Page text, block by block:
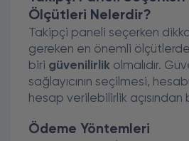
Ölçütleri Nelerdir?
Takipçi paneli seçerken
gereken en önemli
biri güvenilirlik olmalıdır.
sağlayıcının seçilmesi,
hesap verilebilirlik açısından
Ödeme Yöntemleri